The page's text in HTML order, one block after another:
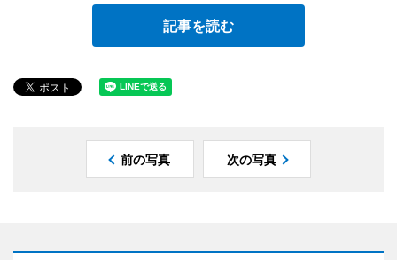
記事を読む
前の写真 次の写真